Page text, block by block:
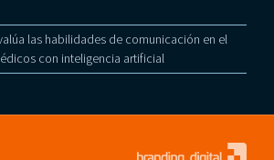
las habilidades de comunicación en el
con inteligencia artificial